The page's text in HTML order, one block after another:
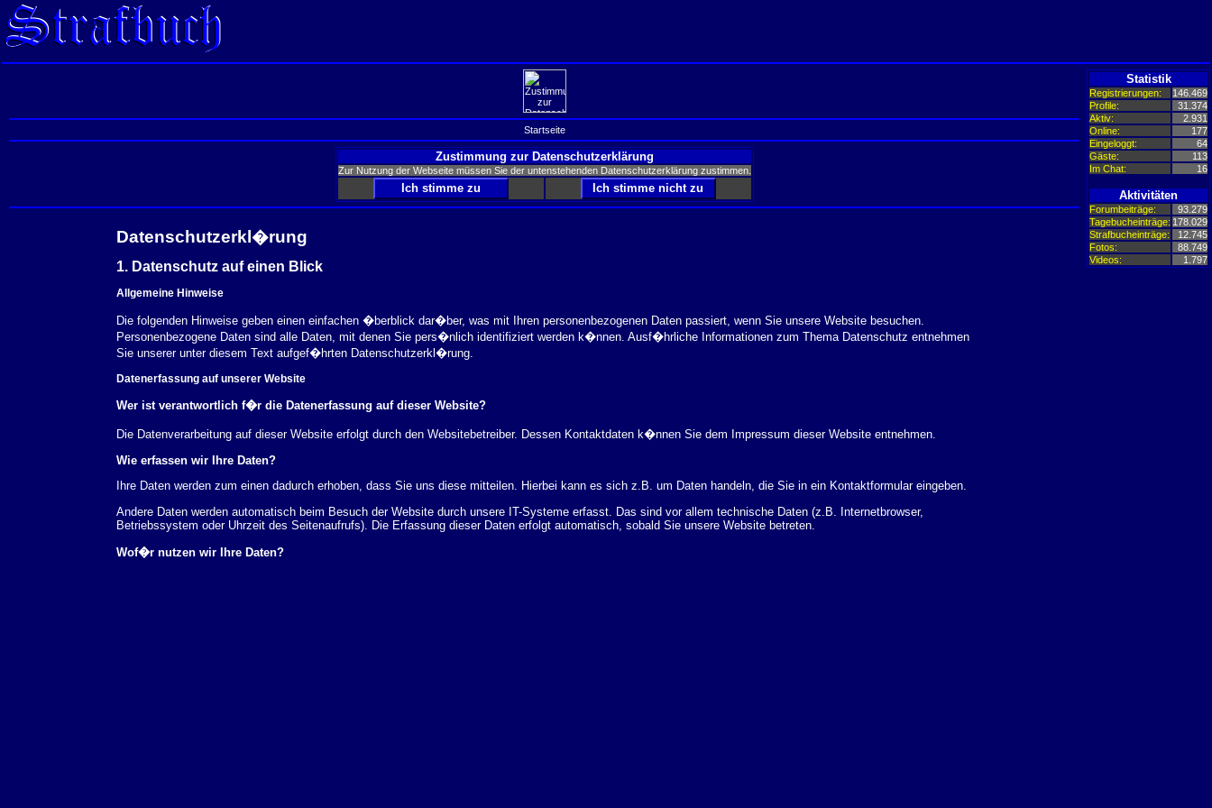
Startseite
Zustimmung zur Datenschutzerklärung
Zur Nutzung der Webseite müssen Sie der untenstehenden Datenschutzerklärung zustimmen.
Datenschutzerkl�rung
1. Datenschutz auf einen Blick
Allgemeine Hinweise
Die folgenden Hinweise geben einen einfachen �berblick dar�ber, was mit Ihren personenbezogenen Daten passiert, wenn Sie unsere Website besuchen.
Personenbezogene Daten sind alle Daten, mit denen Sie pers�nlich identifiziert werden k�nnen. Ausf�hrliche Informationen zum Thema Datenschutz entnehmen
Sie unserer unter diesem Text aufgef�hrten Datenschutzerkl�rung.
Datenerfassung auf unserer Website
Wer ist verantwortlich f�r die Datenerfassung auf dieser Website?
Die Datenverarbeitung auf dieser Website erfolgt durch den Websitebetreiber. Dessen Kontaktdaten k�nnen Sie dem Impressum dieser Website entnehmen.
Wie erfassen wir Ihre Daten?
Ihre Daten werden zum einen dadurch erhoben, dass Sie uns diese mitteilen. Hierbei kann es sich z.B. um Daten handeln, die Sie in ein Kontaktformular eingeben.
Andere Daten werden automatisch beim Besuch der Website durch unsere IT-Systeme erfasst. Das sind vor allem technische Daten (z.B. Internetbrowser,
Betriebssystem oder Uhrzeit des Seitenaufrufs). Die Erfassung dieser Daten erfolgt automatisch, sobald Sie unsere Website betreten.
Wof�r nutzen wir Ihre Daten?
Statistik
Registrierungen:
146.469
Profile:
31.374
Aktiv:
2.931
Online:
177
Eingeloggt:
64
Gäste:
113
Im Chat:
16
Aktivitäten
Forumbeiträge:
93.279
Tagebucheinträge: 178.029
Strafbucheinträge:
12.745
Fotos:
88.749
Videos:
1.797